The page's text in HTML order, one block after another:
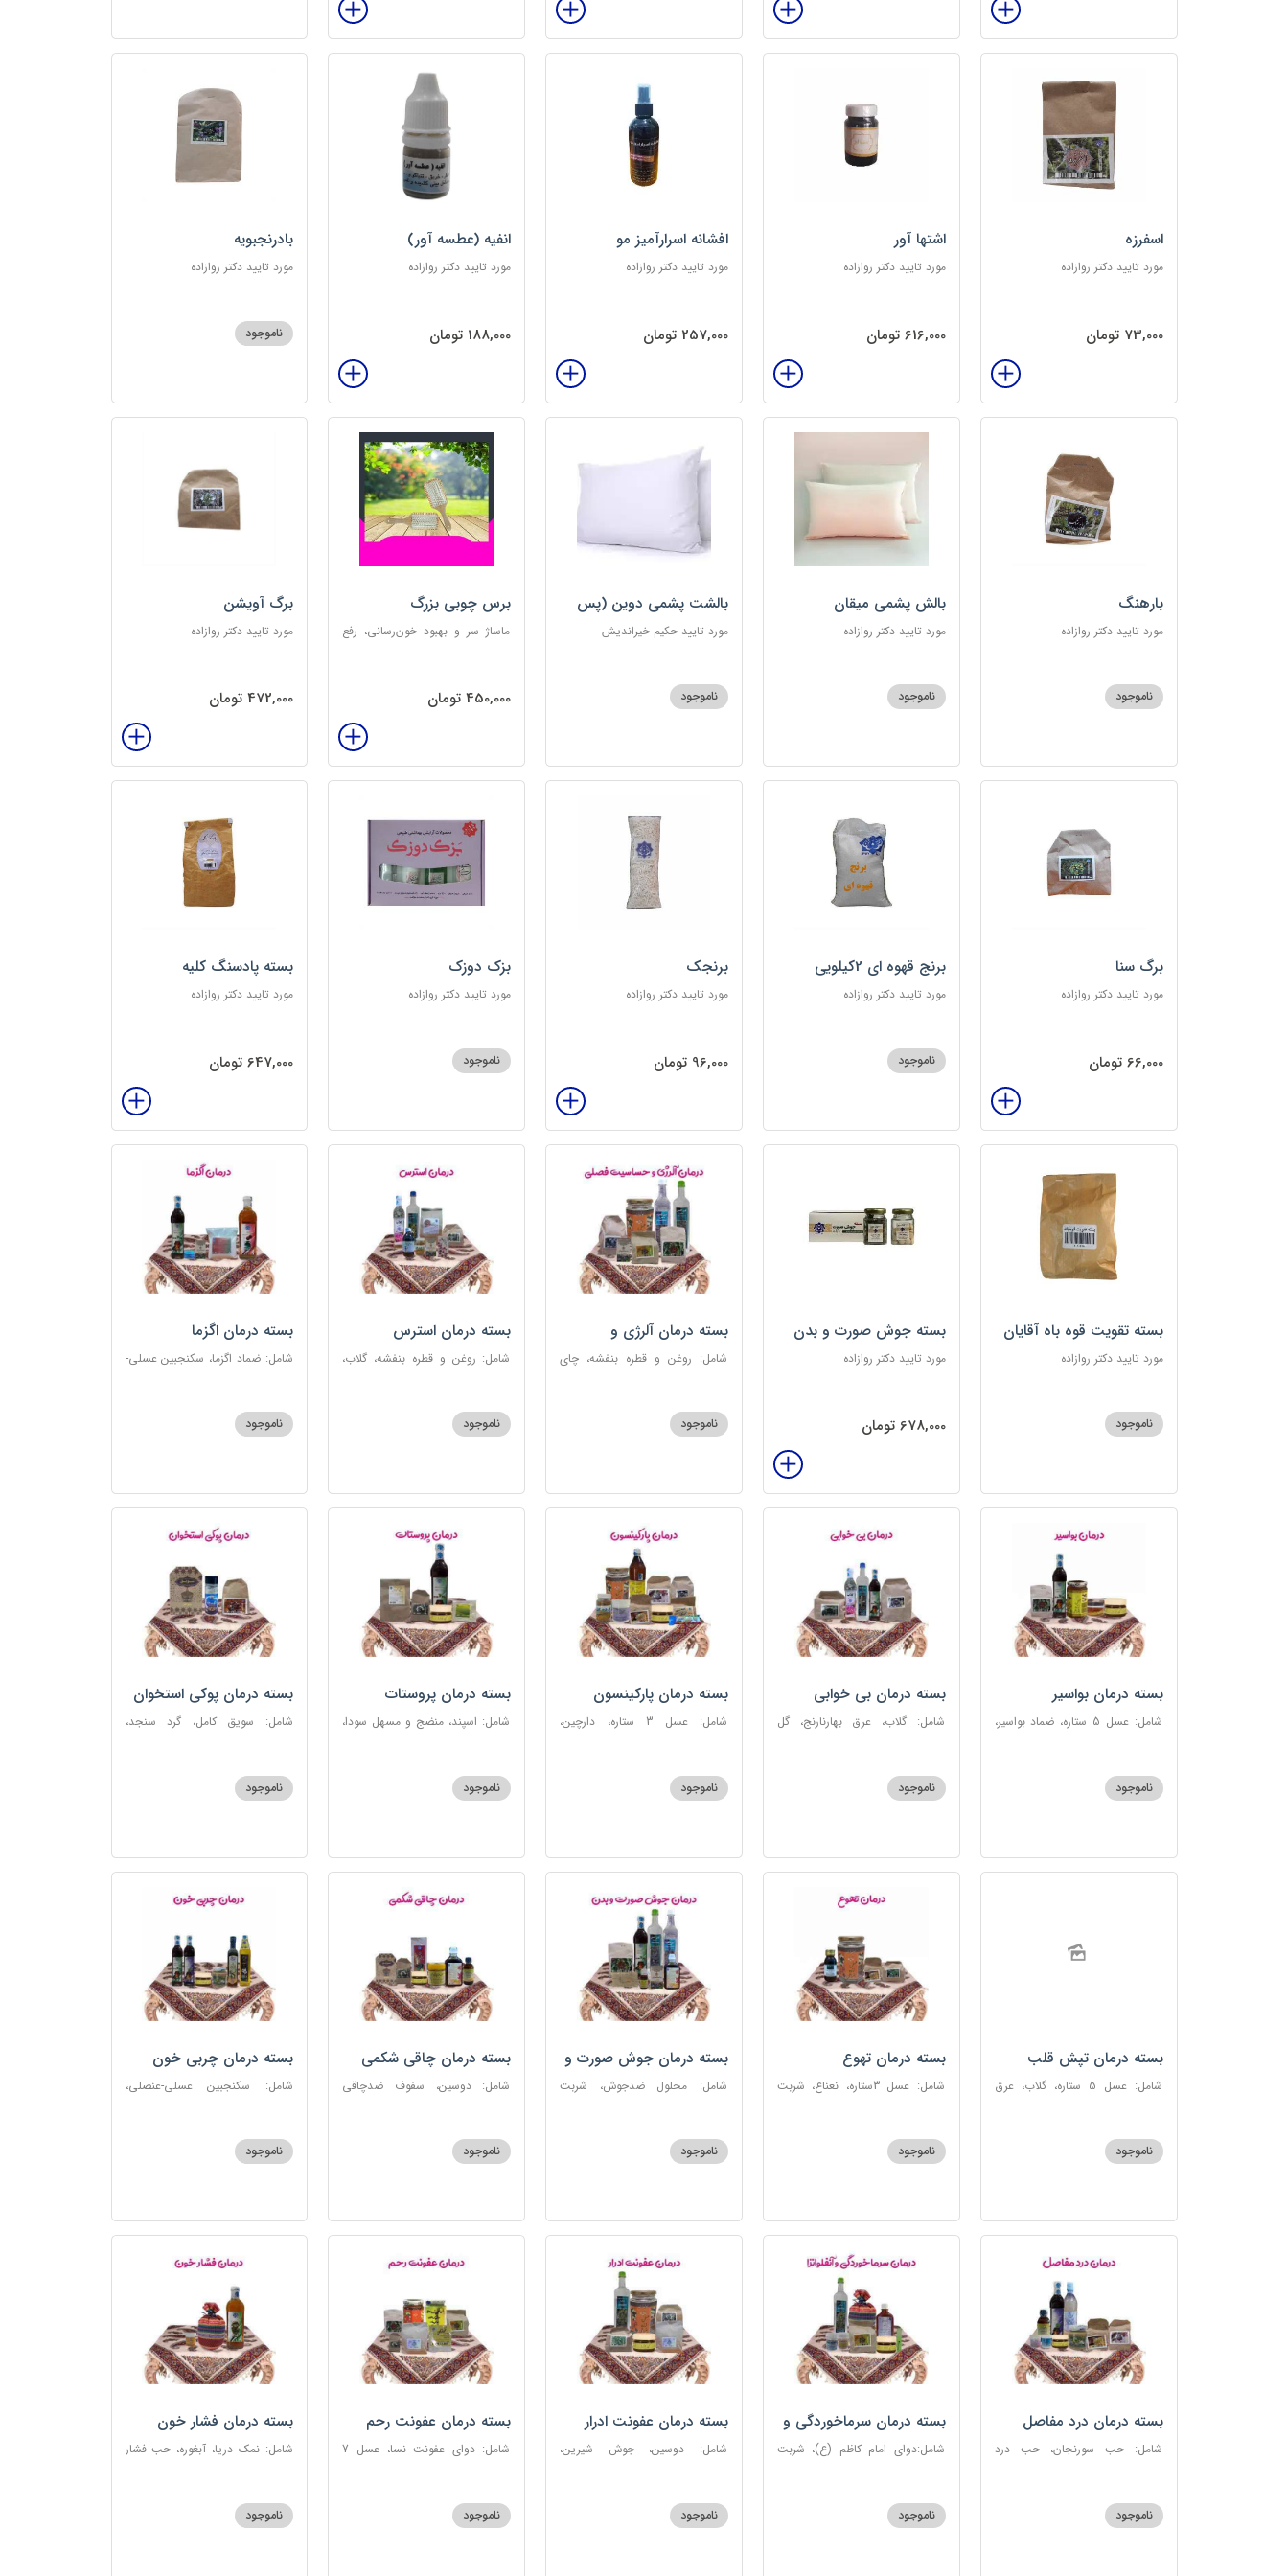
اسفرزه
مورد تایید دکتر روازاده
73,000 تومان
اشتها آور
مورد تایید دکتر روازاده
616,000 تومان
افشانه اسرارآمیز مو
مورد تایید دکتر روازاده
257,000 تومان
انفیه (عطسه آور)
مورد تایید دکتر روازاده
188,000 تومان
بادرنجبویه
مورد تایید دکتر روازاده
ناموجود
بارهنگ
مورد تایید دکتر روازاده
ناموجود
بالش پشمی میقان
مورد تایید دکتر روازاده
ناموجود
بالشت پشمی دوین (پس
کرایه)
مورد تایید حکیم خیراندیش
ناموجود
برس چوبی بزرگ
ماساژ سر و بهبود خون‌رسانی، رفع
450,000 تومان
برگ آویشن
مورد تایید دکتر روازاده
472,000 تومان
برگ سنا
مورد تایید دکتر روازاده
66,000 تومان
برنج قهوه ای 2کیلویی
مورد تایید دکتر روازاده
ناموجود
برنجک
مورد تایید دکتر روازاده
96,000 تومان
بزک دوزک
مورد تایید دکتر روازاده
ناموجود
بسته پادسنگ کلیه
مورد تایید دکتر روازاده
647,000 تومان
بسته تقویت قوه باه آقایان
مورد تایید دکتر روازاده
ناموجود
بسته جوش صورت و بدن
مورد تایید دکتر روازاده
678,000 تومان
بسته درمان آلرژی و
حساسیت فصلی
شامل: روغن و قطره بنفشه، چای
3 ستاره ناموجود
بسته درمان استرس
شامل: روغن و قطره بنفشه، گلاب،
گل، بهارنارنج، چای مبارک
ناموجود
بسته درمان اگزما
شامل: ضماد اگزما، سکنجبین عسلی-
110ناموجود
بسته درمان بواسیر
شامل: عسل 5 ستاره، ضماد بواسیر،
ناموجود
بسته درمان بی خوابی
شامل: گلاب، عرق بهارنارنج، گل
ناموجود
بسته درمان پارکینسون
شامل: عسل 3 ستاره، دارچین،
گل، حب تقویت حافظه
ناموجود
بسته درمان پروستات
شامل: اسپند، منضج و مسهل سودا،
ناموجود
بسته درمان پوکی استخوان
شامل: سویق کامل، گرد سنجد،
ناموجود
بسته درمان تپش قلب
شامل: عسل 5 ستاره، گلاب، عرق
ناموجود
بسته درمان تهوع
شامل: عسل 3ستاره، نعناع، شربت
ناموجود
بسته درمان جوش صورت و
بدن
شامل: محلول ضدجوش، شربت
خاکشیر، صابون شغاری قهوه ای،
روغن و قطره بنفشه
ناموجود
بسته درمان چاقی شکمی
شامل: دوسین، سفوف ضدچاقی
ناموجود
بسته درمان چربی خون
شامل: سکنجبین عسلی-عنصلی،
ناموجود
بسته درمان درد مفاصل
شامل: حب سورنجان، حب درد
دوغ شتر، روغن گرم کد123
ناموجود
بسته درمان سرماخوردگی و
آنفلوانزا
شامل:دوای امام کاظم (ع)، شربت
دریاناموجود
بسته درمان عفونت ادرار
شامل: دوسین، جوش شیرین،
ناموجود
بسته درمان عفونت رحم
شامل: دوای عفونت نسا، عسل 7
اعلاناموجود
بسته درمان فشار خون
شامل: نمک دریا، آبغوره، حب فشار
ناموجود